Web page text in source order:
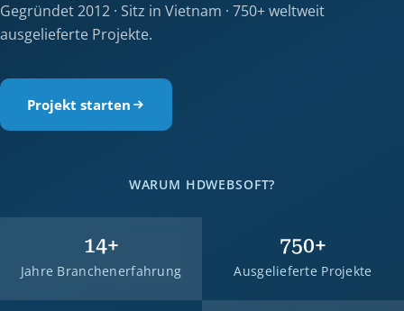
Gegründet 2012 · Sitz in Vietnam · 750+ weltweit
ausgelieferte Projekte.
Projekt starten
WARUM HDWEBSOFT?
14+
Jahre Branchenerfahrung
750+
Ausgelieferte Projekte